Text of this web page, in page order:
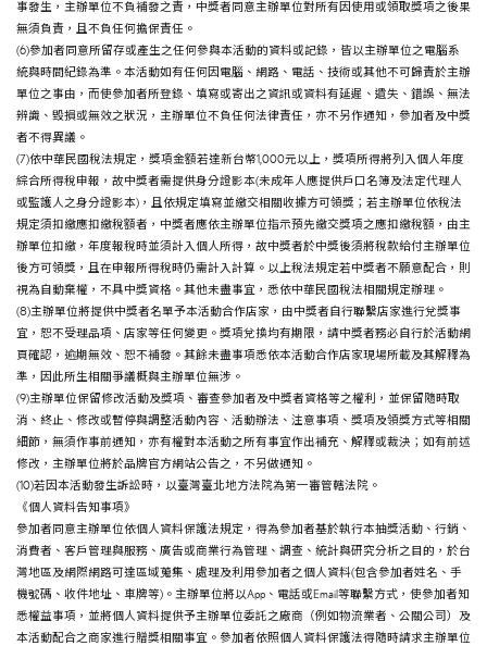
事發生，主辦單位不負補發之責，中獎者同意主辦單位對所有因使用或領取獎項之後果
無須負責，且不負任何擔保責任。
(6)參加者同意所留存或產生之任何參與本活動的資料或記錄，皆以主辦單位之電腦系
統與時間紀錄為準。本活動如有任何因電腦、網路、電話、技術或其他不可歸責於主辦
單位之事由，而使參加者所登錄、填寫或寄出之資訊或資料有延遲、遺失、錯誤、無法
辨識、毀損或無效之狀況，主辦單位不負任何法律責任，亦不另作通知，參加者及中獎
者不得異議。
(7)依中華民國稅法規定，獎項金額若達新台幣1,000元以上，獎項所得將列入個人年度
綜合所得稅申報，故中獎者需提供身分證影本(未成年人應提供戶口名簿及法定代理人
或監護人之身分證影本)，且依規定填寫並繳交相關收據方可領獎；若主辦單位依稅法
規定須扣繳應扣繳稅額者，中獎者應依主辦單位指示預先繳交獎項之應扣繳稅額，由主
辦單位扣繳，年度報稅時並須計入個人所得，故中獎者於中獎後須將稅款給付主辦單位
後方可領獎，且在申報所得稅時仍需計入計算。以上稅法規定若中獎者不願意配合，則
視為自動棄權，不具中獎資格。其他未盡事宜，悉依中華民國稅法相關規定辦理。
(8)主辦單位將提供中獎者名單予本活動合作店家，由中獎者自行聯繫店家進行兌獎事
宜，恕不受理品項、店家等任何變更。獎項兌換均有期限，請中獎者務必自行於活動網
頁確認，逾期無效、恕不補發。其餘未盡事項悉依本活動合作店家現場所載及其解釋為
準，因此所生相關爭議概與主辦單位無涉。
(9)主辦單位保留修改活動及獎項、審查參加者及中獎者資格等之權利，並保留隨時取
消、終止、修改或暫停與調整活動內容、活動辦法、注意事項、獎項及領獎方式等相關
細節，無須作事前通知，亦有權對本活動之所有事宜作出補充、解釋或裁決；如有前述
修改，主辦單位將於品牌官方網站公告之，不另做通知。
(10)若因本活動發生訴訟時，以臺灣臺北地方法院為第一審管轄法院。
《個人資料告知事項》
參加者同意主辦單位依個人資料保護法規定，得為參加者基於執行本抽獎活動、行銷、
消費者、客戶管理與服務、廣告或商業行為管理、調查、統計與研究分析之目的，於台
灣地區及網際網路可達區域蒐集、處理及利用參加者之個人資料(包含參加者姓名、手
機號碼、收件地址、車牌等)。主辦單位將以App、電話或Email等聯繫方式，使參加者知
悉權益事項，並將個人資料提供予主辦單位委託之廠商（例如物流業者、公關公司）及
本活動配合之商家進行贈獎相關事宜。參加者依照個人資料保護法得隨時請求主辦單位